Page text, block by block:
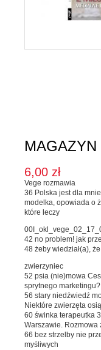
Jednorodne
SŁODKIE PASTY I
Słodkie pasty
Dżemy
WEGAŃSKIE
Batony
Czekolada
Pozostałe słodycze
Desery i jogurty
Karma dla psa
6,00 zł
Vege rozmawia
36 Polska jest dla
modelka, opowiada o
które leczy
42 no problem! jak
48 żeby wiedział(a),
zwierzyniec
52 psia (nie)mowa
sprytnego marketingu?
56 stary niedźwiedź
Niektóre zwierzęta
60 świnka terapeutka
Warszawie.
66 bez strzelby nie
myśliwych